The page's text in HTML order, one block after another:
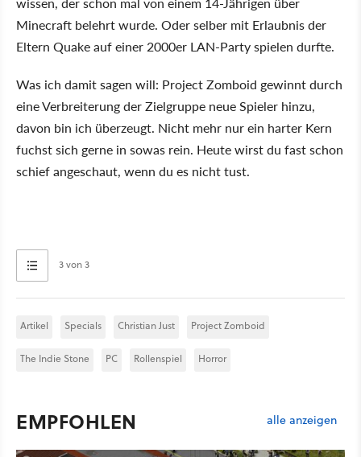
Minecraft belehrt wurde. Oder selber mit Erlaubnis der
Eltern Quake auf einer 2000er LAN-Party spielen durfte.
Was ich damit sagen will: Project Zomboid gewinnt durch
eine Verbreiterung der Zielgruppe neue Spieler hinzu,
davon bin ich überzeugt. Nicht mehr nur ein harter Kern
fuchst sich gerne in sowas rein. Heute wirst du fast schon
schief angeschaut, wenn du es nicht tust.
3 von 3
Artikel Specials Christian Just Project Zomboid
The Indie Stone PC Rollenspiel Horror
EMPFOHLEN alle anzeigen